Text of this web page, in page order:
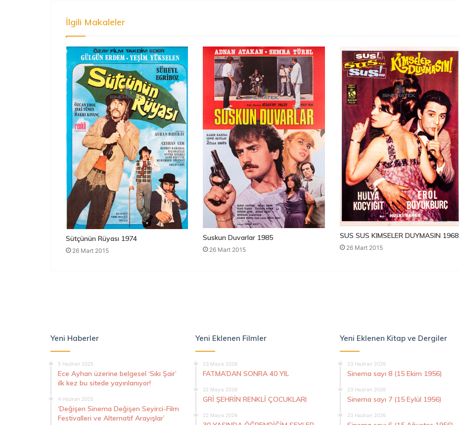
İlgili Makaleler
Sütçünün Rüyası 1974
26 Mart 2015
Suskun Duvarlar 1985
26 Mart 2015
SUS SUS KIMSELER DUYMASIN 1968
26 Mart 2015
Yeni Haberler
5 Haziran 2025
Ece Ayhan üzerine belgesel ‘Sıkı Şair’
ilk kez bu sitede yayınlanıyor!
4 Haziran 2025
‘Değişen Sinema Değişen Seyirci-Film
Festivalleri ve Alternatif Arayışlar’
Yeni Eklenen Filmler
23 Mayıs 2026
FATMA’DAN SONRA 40 YIL
22 Mayıs 2026
GRİ ŞEHRİN RENKLİ ÇOCUKLARI
22 Mayıs 2026
Yeni Eklenen Kitap ve Dergiler
23 Haziran 2026
Sinema sayı 8 (15 Ekim 1956)
23 Haziran 2026
Sinema sayı 7 (15 Eylül 1956)
23 Haziran 2026